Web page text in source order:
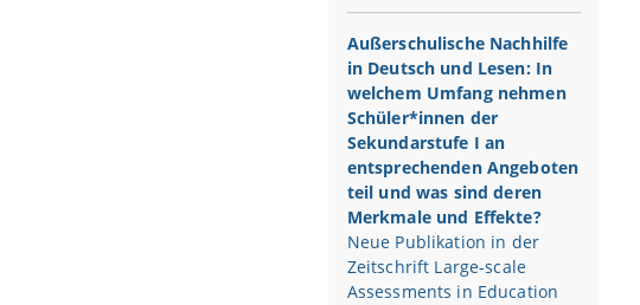
Außerschulische Nachhilfe
in Deutsch und Lesen: In
welchem Umfang nehmen
Schüler*innen der
Sekundarstufe I an
entsprechenden Angeboten
teil und was sind deren
Merkmale und Effekte?
Neue Publikation in der
Zeitschrift Large-scale
Assessments in Education